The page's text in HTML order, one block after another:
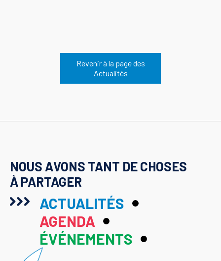
Revenir à la page des
Actualités
NOUS AVONS TANT DE CHOSES
À PARTAGER
ACTUALITÉS
AGENDA
ÉVÉNEMENTS